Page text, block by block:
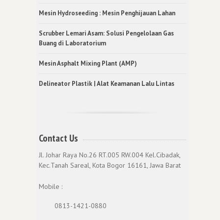
Mesin Hydroseeding : Mesin Penghijauan Lahan
Scrubber Lemari Asam: Solusi Pengelolaan Gas
Buang di Laboratorium
Mesin Asphalt Mixing Plant (AMP)
Delineator Plastik | Alat Keamanan Lalu Lintas
Contact Us
Jl. Johar Raya No.26 RT.005 RW.004 Kel.Cibadak,
Kec.Tanah Sareal, Kota Bogor 16161, Jawa Barat
Mobile :
0813-1421-0880